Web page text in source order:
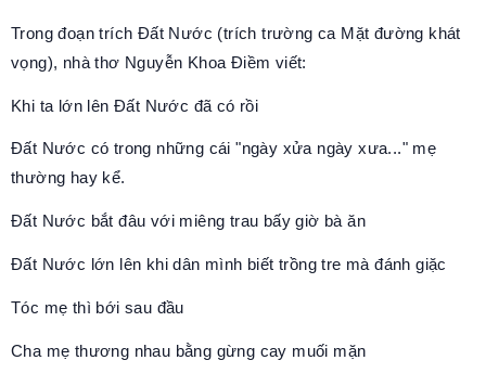
Trong đoạn trích Đất Nước (trích trường ca Mặt đường khát
vọng), nhà thơ Nguyễn Khoa Điềm viết:
Khi ta lớn lên Đất Nước đã có rồi
Đất Nước có trong những cái "ngày xửa ngày xưa..." mẹ
thường hay kể.
Đất Nước bắt đâu với miêng trau bấy giờ bà ăn
Đất Nước lớn lên khi dân mình biết trồng tre mà đánh giặc
Tóc mẹ thì bới sau đầu
Cha mẹ thương nhau bằng gừng cay muối mặn